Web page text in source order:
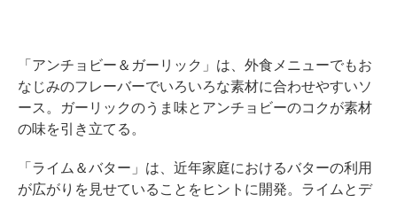
「アンチョビー＆ガーリック」は、外食メニューでもお
なじみのフレーバーでいろいろな素材に合わせやすいソ
ース。ガーリックのうま味とアンチョビーのコクが素材
の味を引き立てる。
「ライム＆バター」は、近年家庭におけるバターの利用
が広がりを見せていることをヒントに開発。ライムとデ